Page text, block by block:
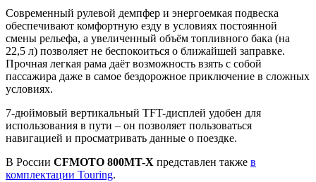
Современный рулевой демпфер и энергоемкая подвеска
обеспечивают комфортную езду в условиях постоянной
смены рельефа, а увеличенный объём топливного бака (на
22,5 л) позволяет не беспокоиться о ближайшей заправке.
Прочная легкая рама даёт возможность взять с собой
пассажира даже в самое бездорожное приключение в сложных
условиях.
7-дюймовый вертикальный TFT-дисплей удобен для
использования в пути – он позволяет пользоваться
навигацией и просматривать данные о поездке.
В России CFMOTO 800MT-X представлен также в
комплектации Touring.